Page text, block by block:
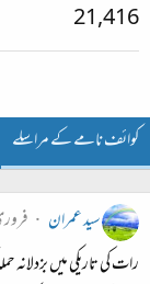
21,416
کوائف نامے کے مراسلے
سید عمران
فروری
رات کی تاریکی میں بزدلانہ